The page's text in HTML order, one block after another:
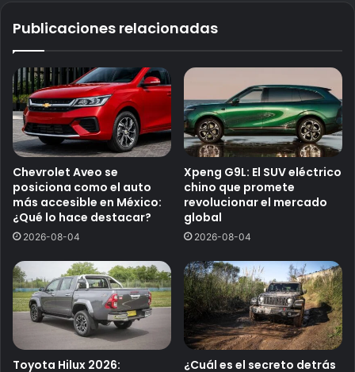
Publicaciones relacionadas
Chevrolet Aveo se
posiciona como el auto
más accesible en México:
¿Qué lo hace destacar?
2026-08-04
Xpeng G9L: El SUV eléctrico
chino que promete
revolucionar el mercado
global
2026-08-04
Toyota Hilux 2026:
¿Cuál es el secreto detrás